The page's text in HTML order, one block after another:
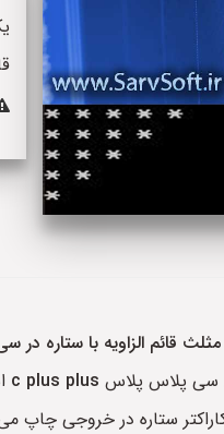
قائم الزاویه با ستاره
سی پلاس پلاس c plus plus
کاراکتر ستاره در خروجی